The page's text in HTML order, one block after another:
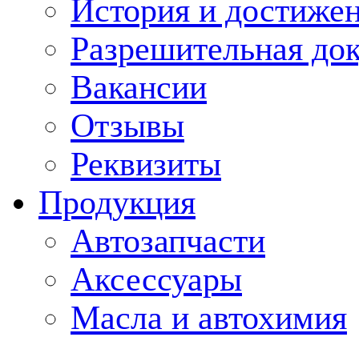
История и
Разрешительная
Вакансии
Отзывы
Реквизиты
Продукция
Автозапчасти
Аксессуары
Масла и автохимия